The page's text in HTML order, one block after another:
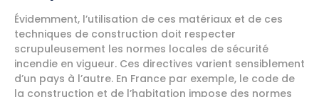
Évidemment, l’utilisation de ces matériaux et de ces
techniques de construction doit respecter
scrupuleusement les normes locales de sécurité
incendie en vigueur. Ces directives varient sensiblement
d’un pays à l’autre. En France par exemple, le code de
la construction et de l’habitation impose des normes